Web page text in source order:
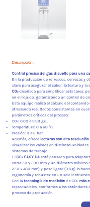
Descripción :
Control preciso del gas disuelto para una
En la producción de refrescos, cervezas y
clave para asegurar el sabor, la textura y
CO₂ diseñado para simplificar esta tarea:
en el líquido, garantizando un control de
Este equipo realiza el cálculo del
ofreciendo resultados consistentes en
parámetros críticos del proceso:
CO₂: 0.00 a 9.99 g/L.
Temperatura: 0 a 60 °C.
Presión: 0 a 6 bar.
Además, ofrecelecturas con alta resolución
visualizar los valores en distintas
sistemas de trabajo.
ElCO₂ EASY-DA está pensado para
entre 50 y 330 mm y un diámetro máximo
250 × 480 mm) y peso ligero (3 kg) lo
ergonomía y robustez en un solo
Con latecnología de mediciónde CO₂ más
reproducibles, conformes a los
proceso de producción.